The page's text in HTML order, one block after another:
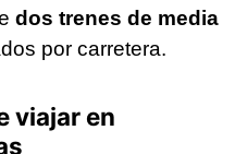
dos trenes de media
por carretera.